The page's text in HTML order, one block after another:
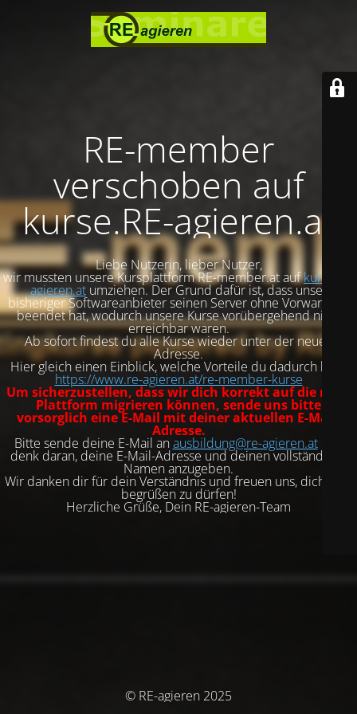
RE-member
verschoben auf
kurse.RE-agieren.at
Liebe Nutzerin, lieber Nutzer,
wir mussten unsere Kursplattform RE-member.at aufkurse.re-
agieren.atumziehen. Der Grund dafür ist, dass unser
bisheriger Softwareanbieter seinen Server ohne Vorwarnung
beendet hat, wodurch unsere Kurse vorübergehend nicht
erreichbar waren.
Ab sofort findest du alle Kurse wieder unter der neuen
Adresse.
Hier gleich einen Einblick, welche Vorteile du dadurch hast:
https://www.re-agieren.at/re-member-kurse
Um sicherzustellen, dass wir dich korrekt auf die neue
Plattform migrieren können, sende uns bitte
vorsorglich eine E-Mail mit deiner aktuellen E-Mail-
Adresse.
Bitte sende deine E-Mail anausbildung@re-agieren.atund
denk daran, deine E-Mail-Adresse und deinen vollständigen
Namen anzugeben.
Wir danken dir für dein Verständnis und freuen uns, dich dort
begrüßen zu dürfen!
Herzliche Grüße, Dein RE-agieren-Team
© RE-agieren 2025